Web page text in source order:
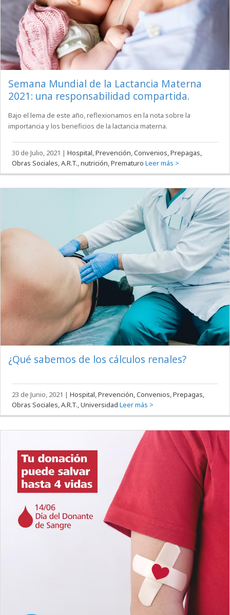
Semana Mundial de la Lactancia Materna
2021: una responsabilidad compartida.
Bajo el lema de este año, reflexionamos en la nota sobre la
importancia y los beneficios de la lactancia materna.
30 de Julio, 2021 |Hospital, Prevención, Convenios, Prepagas,
Obras Sociales, A.R.T., nutrición, Prematuro Leer más >
¿Qué sabemos de los cálculos renales?
23 de Junio, 2021 |Hospital, Prevención, Convenios, Prepagas,
Obras Sociales, A.R.T., Universidad Leer más >